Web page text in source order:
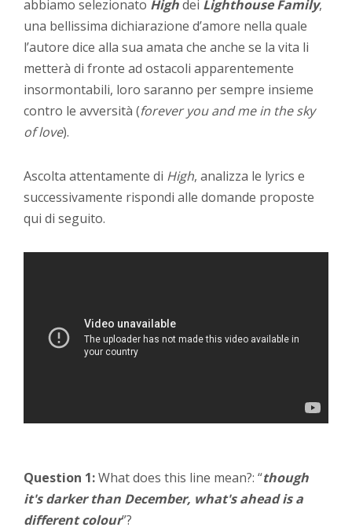
abbiamo selezionato Highdei Lighthouse Family,
una bellissima dichiarazione d’amore nella quale
l’autore dice alla sua amata che anche se la vita li
metterà di fronte ad ostacoli apparentemente
insormontabili, loro saranno per sempre insieme
contro le avversità (forever you and me in the sky
of love).
Ascolta attentamente di High, analizza le lyrics e
successivamente rispondi alle domande proposte
qui di seguito.
Question 1:What does this line mean?: “though
it's darker than December, what's ahead is a
different colour”?